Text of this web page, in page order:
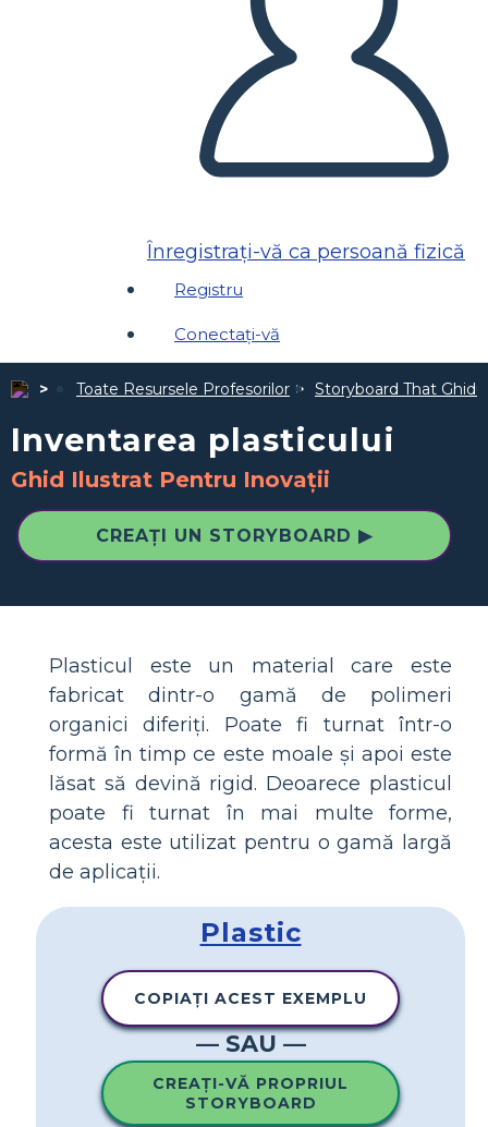
Înregistrați-vă ca persoană fizică
Registru
Conectați-vă
Toate Resursele Profesorilor Storyboard That
Inventarea plasticului
Ghid Ilustrat Pentru Inovații
CREAȚI UN STORYBOARD ▶
Plasticul este un material care este
fabricat dintr-o gamă de polimeri
organici diferiți. Poate fi turnat într-o
formă în timp ce este moale și apoi este
lăsat să devină rigid. Deoarece plasticul
poate fi turnat în mai multe forme,
acesta este utilizat pentru o gamă largă
de aplicații.
Plastic
COPIAȚI ACEST EXEMPLU
— SAU —
CREAȚI-VĂ PROPRIUL
STORYBOARD